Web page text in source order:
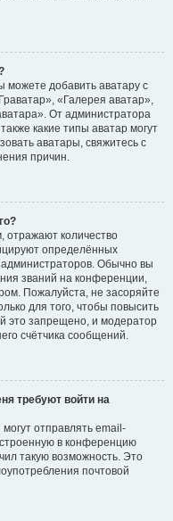
можете добавить аватару с
«Галерея аватар»,
От администратора
какие типы аватар могут
аватары, свяжитесь с
причин.
количество
определённых
Обычно вы
званий на конференции,
Пожалуйста, не засоряйте
для того, чтобы повысить
это запрещено, и модератор
счётчика сообщений.
требуют войти на
отправлять email-
в конференцию
такую возможность. Это
почтовой